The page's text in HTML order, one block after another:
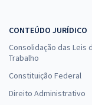
CONTEÚDO JURÍDICO
Consolidação das Leis
Trabalho
Constituição Federal
Direito Administrativo